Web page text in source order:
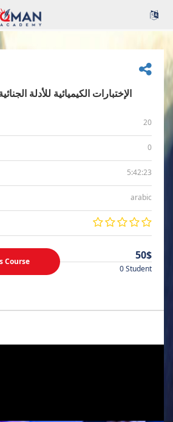
الإختبارات الكيميائية للأدلة
20
0
5:42:23
arabic
Course 50$
0 Student